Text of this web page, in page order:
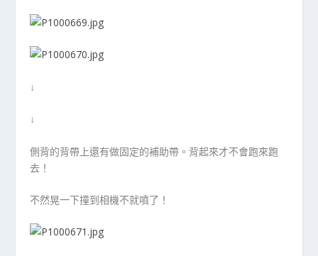
↓
↓
側背的背帶上還有做固定的補助帶。背起來才不會跑來跑
去！
不然晃一下撞到相機不就噴了！